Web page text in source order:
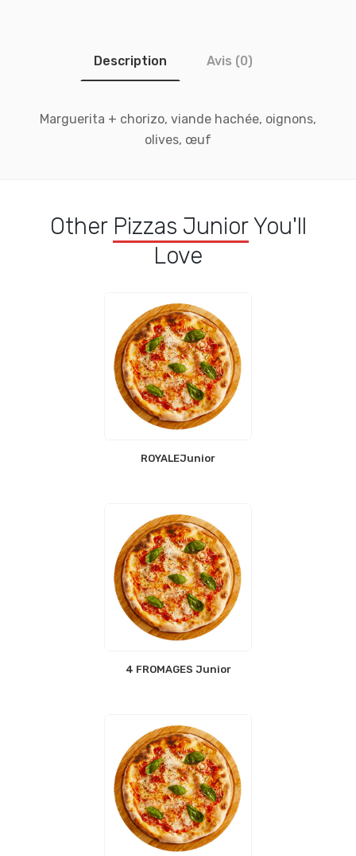
Description Avis (0)
Marguerita + chorizo, viande hachée, oignons,
olives, œuf
Other Pizzas JuniorYou'll
Love
ROYALEJunior
4 FROMAGES Junior